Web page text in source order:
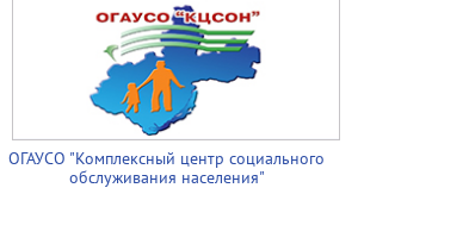
ОГАУСО "Комплексный центр социального
обслуживания населения"